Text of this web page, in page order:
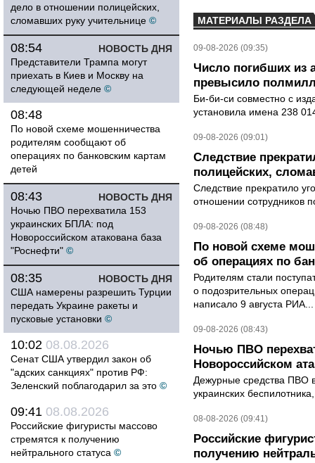
дело в отношении полицейских,
сломавших руку учительнице ©
НОВОСТЬ ДНЯ
08:54
Представители Трампа могут
приехать в Киев и Москву на
следующей неделе ©
08:48
По новой схеме мошенничества
родителям сообщают об
операциях по банковским картам
детей
НОВОСТЬ ДНЯ
08:43
Ночью ПВО перехватила 153
украинских БПЛА: под
Новороссийском атакована база
"Роснефти" ©
НОВОСТЬ ДНЯ
08:35
США намерены разрешить Турции
передать Украине ракеты и
пусковые установки ©
10:02 08.08.2026
Сенат США утвердил закон об
"адских санкциях" против РФ:
Зеленский поблагодарил за это ©
09:41 08.08.2026
Российские фигуристы массово
стремятся к получению
нейтрального статуса ©
МАТЕРИАЛЫ РАЗДЕЛА
09-08-2026 (09:35)
Число погибших из
превысило
Би-би-си совместно с
установила имена 238
09-08-2026 (09:01)
Следствие
полицейских,
Следствие прекратило
отношении сотрудников
09-08-2026 (08:48)
По новой схеме
об операциях по
Родителям стали
о подозрительных
написало 9 августа РИА...
09-08-2026 (08:43)
Ночью ПВО
Новороссийском
Дежурные средства ПВО
украинских
08-08-2026 (09:41)
Российские
получению